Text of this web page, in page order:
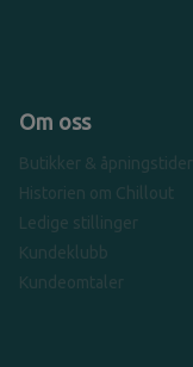
Om oss
Butikker & åpningstider
Historien om Chillout
Ledige stillinger
Kundeklubb
Kundeomtaler